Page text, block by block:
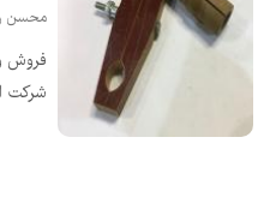
محسن
فروش
شرکت